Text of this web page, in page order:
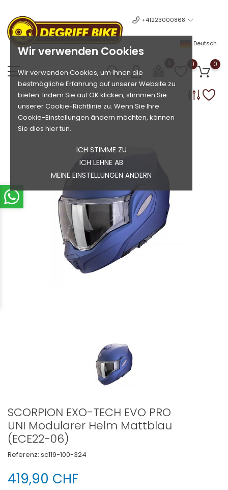
Wir verwenden Cookies
Wir verwenden Cookies, um Ihnen die
bestmögliche Erfahrung auf unserer Website zu
bieten. Indem Sie auf OK klicken, stimmen Sie
unserer Cookie-Richtlinie zu. Wenn Sie Ihre
Cookie-Einstellungen ändern möchten, können
Sie dies hier tun.
ICH STIMME ZU
ICH LEHNE AB
MEINE EINSTELLUNGEN ÄNDERN
+41223000868
Deutsch
0 0
SCORPION EXO-TECH EVO PRO
UNI Modularer Helm Mattblau
(ECE22-06)
Referenz: sc119-100-324
419,90 CHF